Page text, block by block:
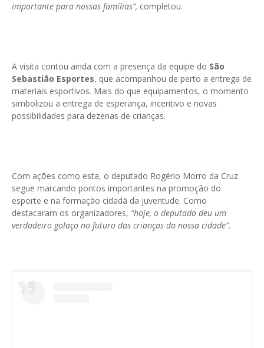
importante para nossas famílias”, completou.
A visita contou ainda com a presença da equipe do São
Sebastião Esportes, que acompanhou de perto a entrega de
materiais esportivos. Mais do que equipamentos, o momento
simbolizou a entrega de esperança, incentivo e novas
possibilidades para dezenas de crianças.
Com ações como esta, o deputado Rogério Morro da Cruz
segue marcando pontos importantes na promoção do
esporte e na formação cidadã da juventude. Como
destacaram os organizadores, “hoje, o deputado deu um
verdadeiro golaço no futuro das crianças da nossa cidade”.